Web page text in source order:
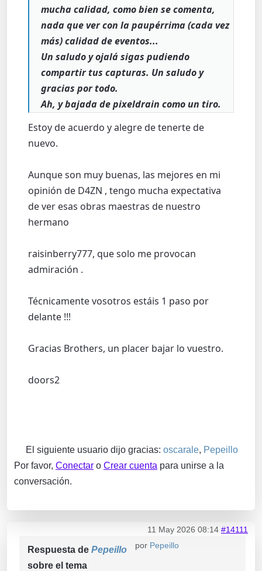
mucha calidad, como bien se comenta,
nada que ver con la paupérrima (cada vez
más) calidad de eventos...
Un saludo y ojalá sigas pudiendo
compartir tus capturas. Un saludo y
gracias por todo.
Ah, y bajada de pixeldrain como un tiro.
Estoy de acuerdo y alegre de tenerte de
nuevo.
Aunque son muy buenas, las mejores en mi
opinión de D4ZN , tengo mucha expectativa
de ver esas obras maestras de nuestro
hermano
raisinberry777, que solo me provocan
admiración .
Técnicamente vosotros estáis 1 paso por
delante !!!
Gracias Brothers, un placer bajar lo vuestro.
doors2
El siguiente usuario dijo gracias: oscarale, Pepeillo
Por favor, Conectar o Crear cuenta para unirse a la
conversación.
11 May 2026 08:14 #14111
por Pepeillo
Respuesta de Pepeillo
sobre el tema